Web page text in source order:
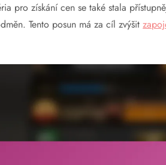
pro získání cen se také stala
Tento posun má za cíl zvýšit